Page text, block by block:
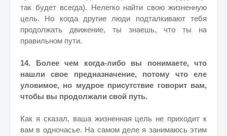
так будет всегда). Нелегко найти свою жизненную
цель. Но когда другие люди подталкивают тебя
продолжать движение, ты знаешь, что ты на
правильном пути.
14. Более чем когда-либо вы понимаете, что
нашли свое предназначение, потому что еле
уловимое, но мудрое присутствие говорит вам,
чтобы вы продолжали свой путь.
Как я сказал, ваша жизненная цель не приходит к
вам в одночасье. На самом деле я занимаюсь этим